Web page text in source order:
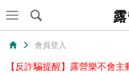
會員登入
【反詐騙提醒】露營樂不會